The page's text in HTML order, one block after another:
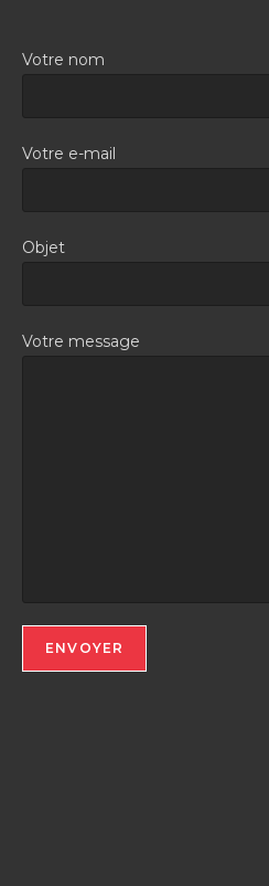
Votre nom
Votre e-mail
Objet
Votre message